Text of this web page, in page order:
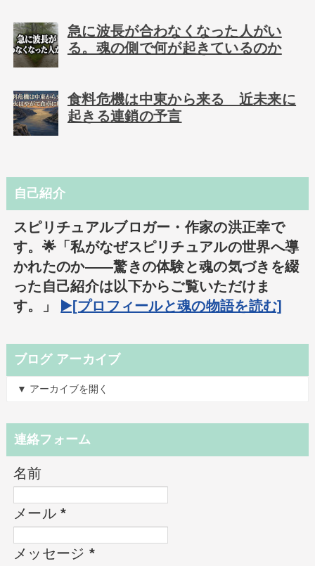
急に波長が合わなくなった人がい
る。魂の側で何が起きているのか
食料危機は中東から来る 近未来に
起きる連鎖の予言
自己紹介
スピリチュアルブロガー・作家の洪正幸で
す。🌟「私がなぜスピリチュアルの世界へ導
かれたのか――驚きの体験と魂の気づきを綴
った自己紹介は以下からご覧いただけま
す。」 ▶️[プロフィールと魂の物語を読む]
ブログ アーカイブ
▼ アーカイブを開く
連絡フォーム
名前
メール*
メッセージ *